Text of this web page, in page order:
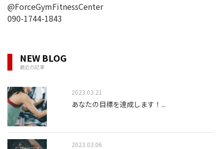
@ForceGymFitnessCenter
090-1744-1843
NEW BLOG
最近の記事
2023.03.21
あなたの目標を達成します！ ...
2023.03.06